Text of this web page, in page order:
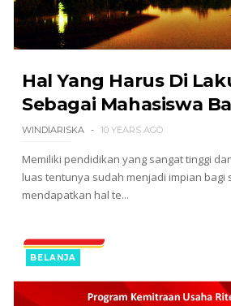
Hal Yang Harus Di
Sebagai Mahasiswa
WINDIARISKA 10 YEARS AGO
Memiliki pendidikan yang sangat tinggi
luas tentunya sudah menjadi impian bagi
mendapatkan hal te...
BELANJA